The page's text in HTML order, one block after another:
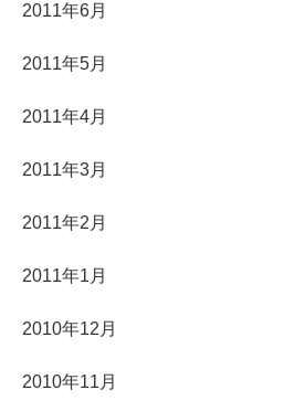
2011年6月
2011年5月
2011年4月
2011年3月
2011年2月
2011年1月
2010年12月
2010年11月